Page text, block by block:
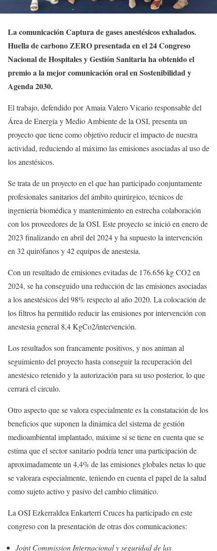
La comunicación Captura de gases anestésicos exhalados.
Huella de carbono ZERO presentada en el 24 Congreso
Nacional de Hospitales y Gestión Sanitaria ha obtenido el
premio a la mejor comunicación oral en Sostenibilidad y
Agenda 2030.
El trabajo, defendido por Amaia Valero Vicario responsable del
Área de Energía y Medio Ambiente de la OSI, presenta un
proyecto que tiene como objetivo reducir el impacto de nuestra
actividad, reduciendo al máximo las emisiones asociadas al uso de
los anestésicos.
Se trata de un proyecto en el que han participado conjuntamente
profesionales sanitarios del ámbito quirúrgico, técnicos de
ingeniería biomédica y mantenimiento en estrecha colaboración
con los proveedores de la OSI. Este proyecto se inició en enero de
2023 finalizando en abril del 2024 y ha supuesto la intervención
en 32 quirófanos y 42 equipos de anestesia.
Con un resultado de emisiones evitadas de 176.656 kg CO2 en
2024, se ha conseguido una reducción de las emisiones asociadas
a los anestésicos del 98% respecto al año 2020. La colocación de
los filtros ha permitido reducir las emisiones por intervención con
anestesia general 8,4 KgCo2/intervención.
Los resultados son francamente positivos, y nos animan al
seguimiento del proyecto hasta conseguir la recuperación del
anestésico retenido y la autorización para su uso posterior, lo que
cerrará el circulo.
Otro aspecto que se valora especialmente es la constatación de los
beneficios que suponen la dinámica del sistema de gestión
medioambiental implantado, máxime si se tiene en cuenta que se
estima que el sector sanitario podría tener una participación de
aproximadamente un 4,4% de las emisiones globales netas lo que
se valorara especialmente, teniendo en cuenta el papel de la salud
como sujeto activo y pasivo del cambio climático.
La OSI Ezkerraldea Enkarterri Cruces ha participado en este
congreso con la presentación de otras dos comunicaciones:
Joint Commission Internacional y seguridad de las